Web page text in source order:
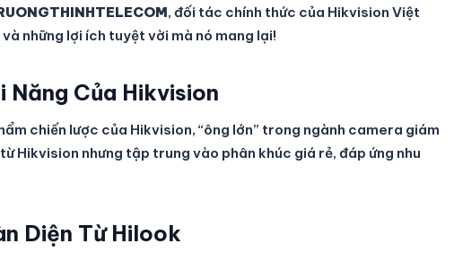
, đối tác chính thức của Hikvision Việt
những lợi ích tuyệt vời mà nó mang lại!
Năng Của Hikvision
chiến lược của Hikvision, “ông lớn” trong ngành camera giám
Hikvision nhưng tập trung vào phân khúc giá rẻ, đáp ứng nhu
Diện Từ Hilook